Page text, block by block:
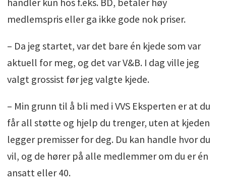
medlemspris eller ga ikke gode nok priser.
– Da jeg startet, var det bare én kjede som var
aktuell for meg, og det var V&B. I dag ville jeg
valgt grossist før jeg valgte kjede.
– Min grunn til å bli med i VVS Eksperten er at du
får all støtte og hjelp du trenger, uten at kjeden
legger premisser for deg. Du kan handle hvor du
vil, og de hører på alle medlemmer om du er én
ansatt eller 40.